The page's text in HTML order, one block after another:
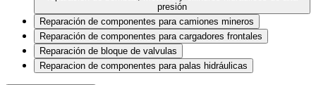
presión
Reparación de componentes para camiones mineros
Reparación de componentes para cargadores frontales
Reparación de bloque de valvulas
Reparacion de componentes para palas hidráulicas